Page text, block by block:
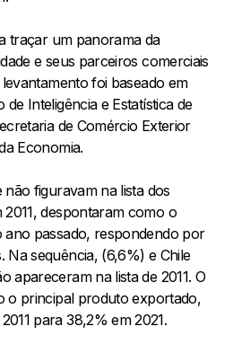
traçar um panorama da
e seus parceiros comerciais
foi baseado em
Inteligência e Estatística de
de Comércio Exterior
Economia.
não figuravam na lista dos
despontaram como o
passado, respondendo por
Na sequência, (6,6%) e Chile
apareceram na lista de 2011. O
o principal produto exportado,
para 38,2% em 2021.